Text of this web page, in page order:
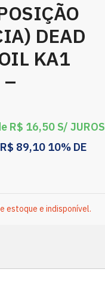
DEAD
KA1
–
R$ 16,50 S/ JUROS
R$ 89,10 10% DE
estoque e indisponível.